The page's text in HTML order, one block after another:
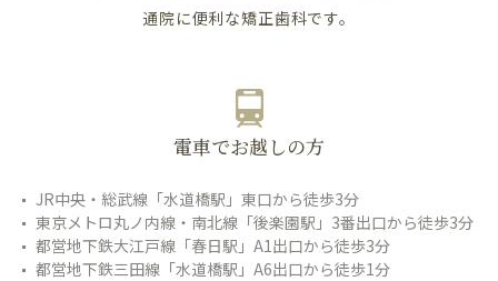
通院に便利な矯正歯科です。
電車でお越しの方
JR中央・総武線「水道橋駅」東口から徒歩3分
東京メトロ丸ノ内線・南北線「後楽園駅」3番出口から徒歩3分
都営地下鉄大江戸線「春日駅」A1出口から徒歩3分
都営地下鉄三田線「水道橋駅」A6出口から徒歩1分